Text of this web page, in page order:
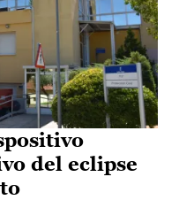
del eclipse